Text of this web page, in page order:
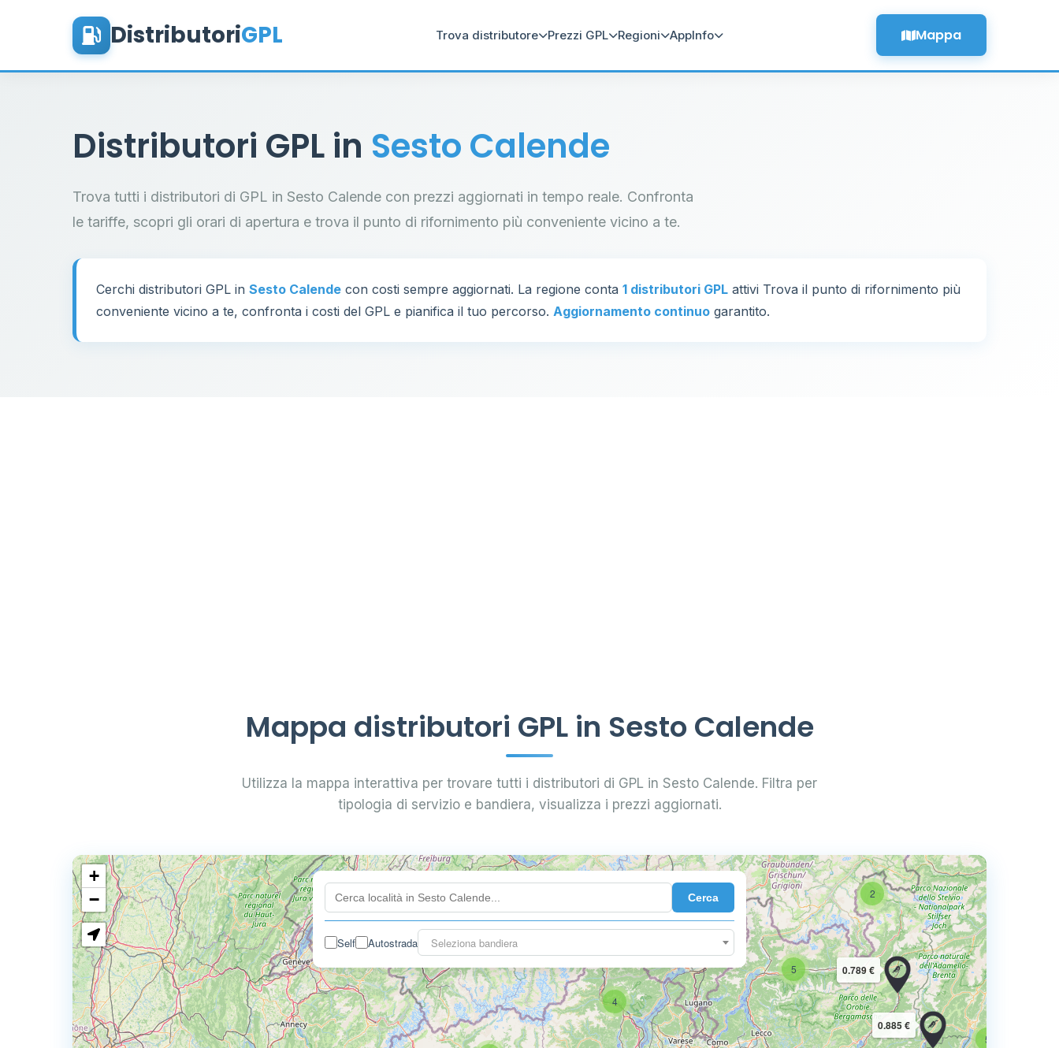
DistributoriGPL Trova distributore Prezzi GPL Regioni AppInfo Mappa
Distributori GPL in Sesto Calende
Trova tutti i distributori di GPL in Sesto Calende con prezzi aggiornati in tempo reale. Confronta
le tariffe, scopri gli orari di apertura e trova il punto di rifornimento più conveniente vicino a te.
Cerchi distributori GPL in Sesto Calende con costi sempre aggiornati. La regione conta 1 distributori GPL attivi Trova il punto di rifornimento più
conveniente vicino a te, confronta i costi del GPL e pianifica il tuo percorso. Aggiornamento continuo garantito.
Mappa distributori GPL in Sesto Calende
Utilizza la mappa interattiva per trovare tutti i distributori di GPL in Sesto Calende. Filtra per
tipologia di servizio e bandiera, visualizza i prezzi aggiornati.
Cerca
Self Autostrada Seleziona bandiera
2
5
4
5
0.885 €
0.789 €
+
−